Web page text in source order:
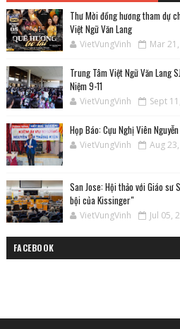
Thư Mời đồng hương tham dự
Việt Ngữ Văn Lang
VietVungVinh Mar
Trung Tâm Việt Ngữ Văn Lang
Niệm 9-11
VietVungVinh Sept
Họp Báo: Cựu Nghị Viên
VietVungVinh Aug
San Jose: Hội thảo với Giáo sư
bội của Kissinger"
VietVungVinh Jul 05,
FACEBOOK